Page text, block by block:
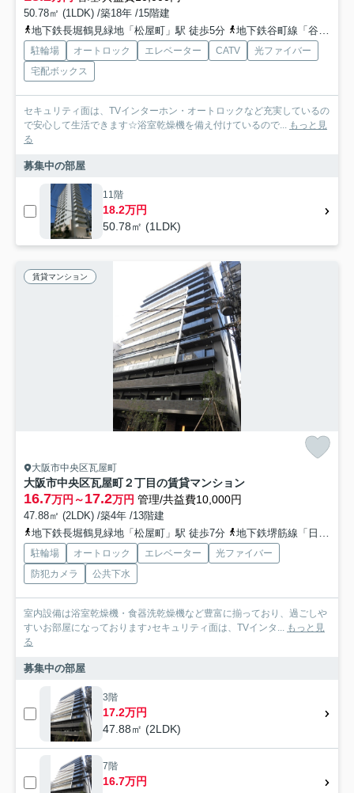
50.78㎡ (1LDK) /築18年 /15階建
地下鉄長堀鶴見緑地「松屋町」駅 徒歩5分
地下鉄谷町線「谷町六丁目」駅 徒歩8分
駐輪場 オートロック エレベーター CATV
光ファイバー
宅配ボックス
セキュリティ面は、TVインターホン・オートロックなど充実しているの
で安心して生活できます☆浴室乾燥機を備え付けているので... もっと見
る
募集中の部屋
11階
18.2万円
50.78㎡ (1LDK)
賃貸マンション
大阪市中央区瓦屋町
大阪市中央区瓦屋町２丁目の賃貸マンション
16.7万円～17.2万円 管理/共益費10,000円
47.88㎡ (2LDK) /築4年 /13階建
地下鉄長堀鶴見緑地「松屋町」駅 徒歩7分
地下鉄堺筋線「日本橋」駅 徒歩8分
駐輪場 オートロック エレベーター
光ファイバー
防犯カメラ
公共下水
室内設備は浴室乾燥機・食器洗乾燥機など豊富に揃っており、過ごしや
すいお部屋になっております♪セキュリティ面は、TVインタ... もっと見
る
募集中の部屋
3階
17.2万円
47.88㎡ (2LDK)
7階
16.7万円